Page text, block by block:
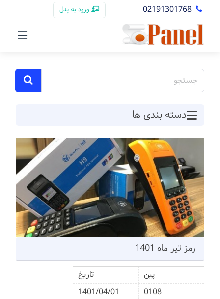
02191301768 ورود به پنل
دسته بندی ها
رمز تیر ماه 1401
تاریخ
پین
1401/04/01
0108